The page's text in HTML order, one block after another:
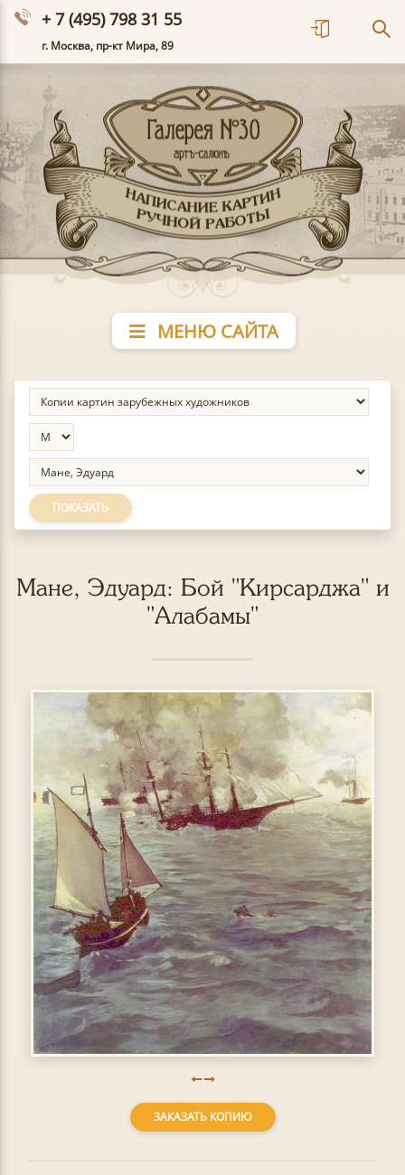
+ 7 (495) 798 31 55
г. Москва, пр-кт Мира, 89
МЕНЮ САЙТА
ПОКАЗАТЬ
Мане, Эдуард: Бой "Кирсарджа" и
"Алабамы"
ЗАКАЗАТЬ КОПИЮ